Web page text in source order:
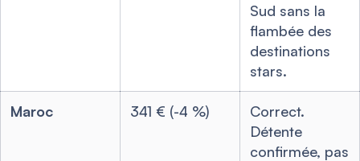
Sud sans la
flambée des
destinations
stars.
Maroc 341 € (-4 %)
Correct.
Détente
confirmée, pas